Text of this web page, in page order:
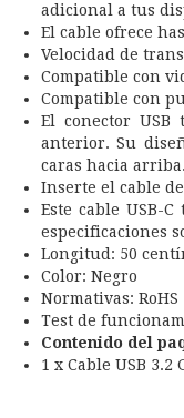
adicional a tus
El cable ofrece
Velocidad de
Compatible con
Compatible con
El conector
anterior. Su
caras hacia
Inserte el cable
Este cable USB-
especificaciones
Longitud: 50
Color: Negro
Normativas: RoHS
Test de
Contenido del
1 x Cable USB 3.2